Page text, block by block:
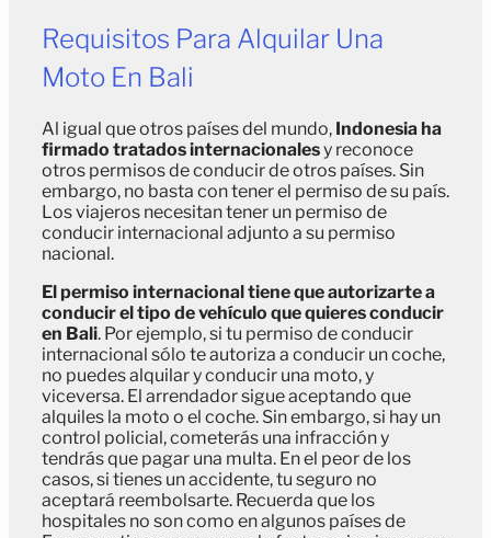
Requisitos Para Alquilar Una
Moto En Bali
Al igual que otros países del mundo, Indonesia ha
firmado tratados internacionalesy reconoce
otros permisos de conducir de otros países. Sin
embargo, no basta con tener el permiso de su país.
Los viajeros necesitan tener un permiso de
conducir internacional adjunto a su permiso
nacional.
El permiso internacional tiene que autorizarte a
conducir el tipo de vehículo que quieres conducir
en Bali. Por ejemplo, si tu permiso de conducir
internacional sólo te autoriza a conducir un coche,
no puedes alquilar y conducir una moto, y
viceversa. El arrendador sigue aceptando que
alquiles la moto o el coche. Sin embargo, si hay un
control policial, cometerás una infracción y
tendrás que pagar una multa. En el peor de los
casos, si tienes un accidente, tu seguro no
aceptará reembolsarte. Recuerda que los
hospitales no son como en algunos países de